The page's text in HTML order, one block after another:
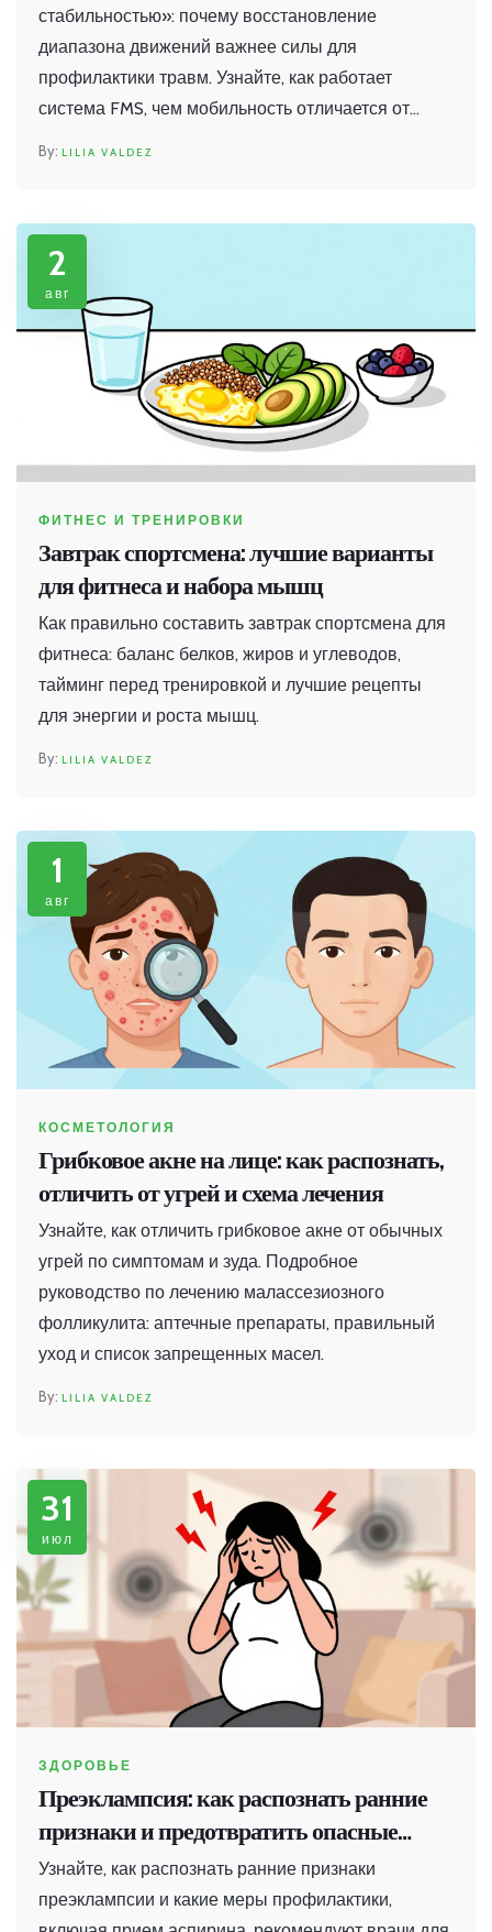
стабильностью»: почему восстановление
диапазона движений важнее силы для
профилактики травм. Узнайте, как работает
система FMS, чем мобильность отличается от
LILIA VALDEZ
2
авг
ФИТНЕС И ТРЕНИРОВКИ
Завтрак спортсмена: лучшие варианты
для фитнеса и набора мышц
Как правильно составить завтрак спортсмена для
фитнеса: баланс белков, жиров и углеводов,
тайминг перед тренировкой и лучшие рецепты
для энергии и роста мышц.
LILIA VALDEZ
1
авг
КОСМЕТОЛОГИЯ
Грибковое акне на лице: как распознать,
отличить от угрей и схема лечения
Узнайте, как отличить грибковое акне от обычных
угрей по симптомам и зуда. Подробное
руководство по лечению малассезиозного
фолликулита: аптечные препараты, правильный
уход и список запрещенных масел.
LILIA VALDEZ
31
июл
ЗДОРОВЬЕ
Преэклампсия: как распознать ранние
признаки и предотвратить опасные
осложнения
Узнайте, как распознать ранние признаки
преэклампсии и какие меры профилактики,